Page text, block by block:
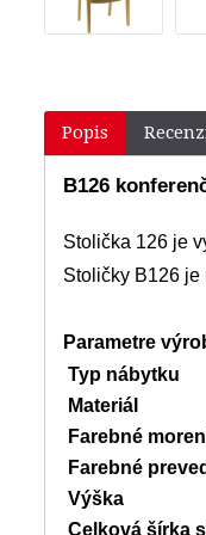
Popis
B126
Stolička 126 je
Stoličky B126 je
Parametre
Typ nábytku
Materiál
Farebné
Farebné
Výška
Celková šírka